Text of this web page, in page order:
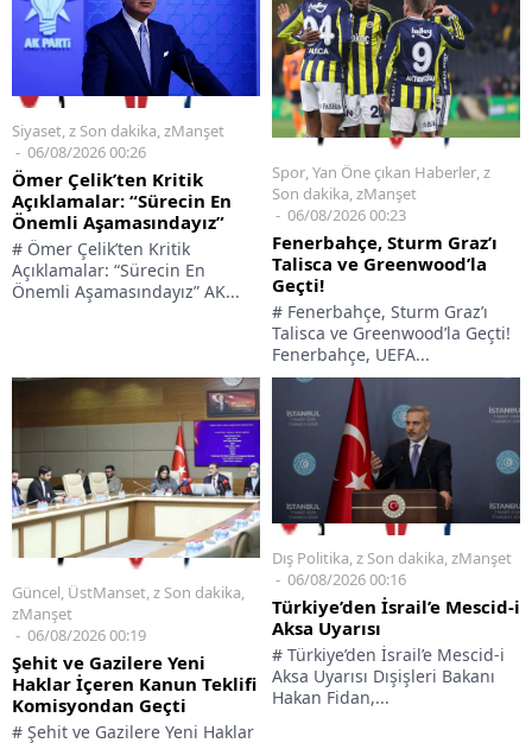
Siyaset,z Son dakika,zManşet
06/08/2026 00:26
Ömer Çelik’ten Kritik
Açıklamalar: “Sürecin En
Önemli Aşamasındayız”
# Ömer Çelik’ten Kritik
Açıklamalar: “Sürecin En
Önemli Aşamasındayız” AK...
Spor Yan Öne çıkan Haberler z
Son dakika zManşet
06/08/2026 00:23
Fenerbahçe, Sturm Graz’ı
Talisca ve Greenwood’la
Geçti!
# Fenerbahçe, Sturm Graz’ı
Talisca ve Greenwood’la Geçti!
Fenerbahçe, UEFA...
Güncel ÜstManset z Son dakika
zManşet
06/08/2026 00:19
Şehit ve Gazilere Yeni
Haklar İçeren Kanun Teklifi
Komisyondan Geçti
# Şehit ve Gazilere Yeni Haklar
Dış Politika,z Son dakika,zManşet
06/08/2026 00:16
Türkiye’den İsrail’e Mescid-i
Aksa Uyarısı
# Türkiye’den İsrail’e Mescid-i
Aksa Uyarısı Dışişleri Bakanı
Hakan Fidan,...